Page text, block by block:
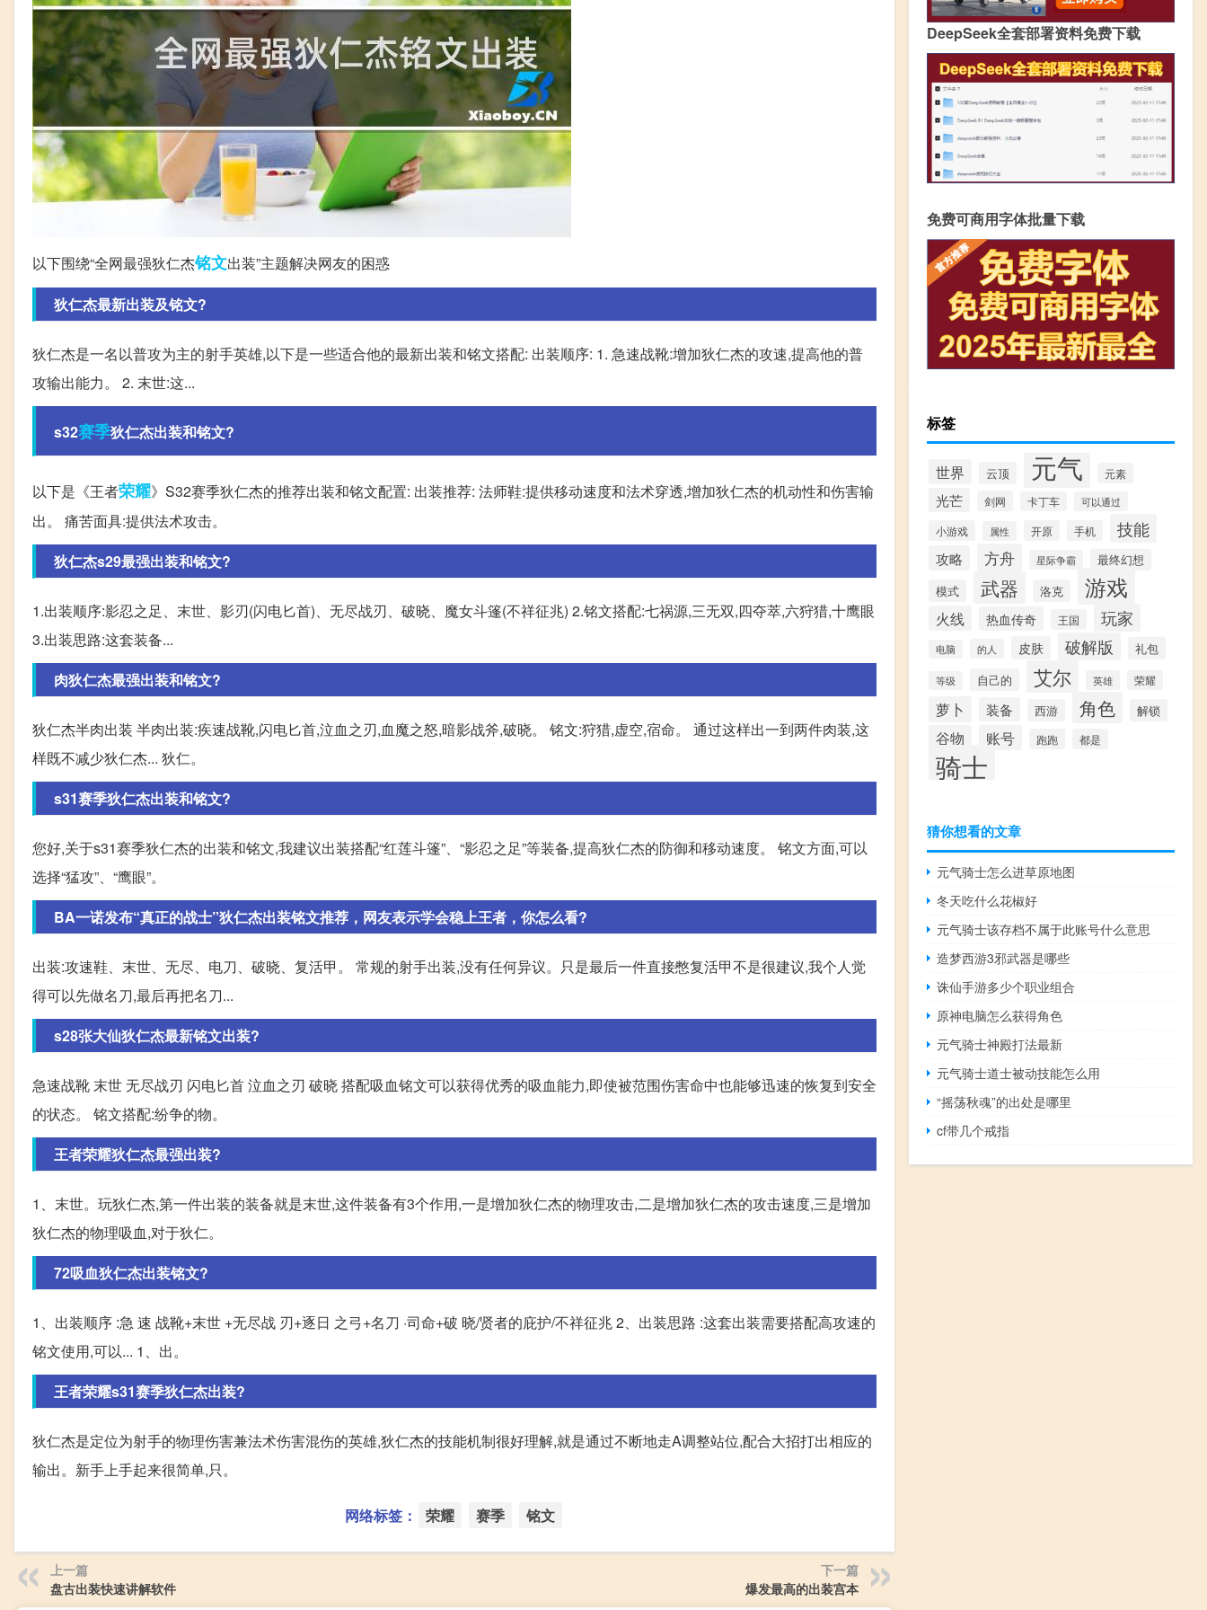
以下围绕“全网最强狄仁杰铭文出装”主题解决网友的困惑
狄仁杰最新出装及铭文?
狄仁杰是一名以普攻为主的射手英雄,以下是一些适合他的最新出装和铭文搭配: 出装顺序: 1. 急速战靴:增加狄仁杰的攻速,提高他的普
攻输出能力。 2. 末世:这...
s32赛季狄仁杰出装和铭文?
以下是《王者荣耀》S32赛季狄仁杰的推荐出装和铭文配置: 出装推荐: 法师鞋:提供移动速度和法术穿透,增加狄仁杰的机动性和伤害输
出。 痛苦面具:提供法术攻击。
狄仁杰s29最强出装和铭文?
1.出装顺序:影忍之足、末世、影刃(闪电匕首)、无尽战刃、破晓、魔女斗篷(不祥征兆) 2.铭文搭配:七祸源,三无双,四夺萃,六狩猎,十鹰眼
3.出装思路:这套装备...
肉狄仁杰最强出装和铭文?
狄仁杰半肉出装 半肉出装:疾速战靴,闪电匕首,泣血之刃,血魔之怒,暗影战斧,破晓。 铭文:狩猎,虚空,宿命。 通过这样出一到两件肉装,这
样既不减少狄仁杰... 狄仁。
s31赛季狄仁杰出装和铭文?
您好,关于s31赛季狄仁杰的出装和铭文,我建议出装搭配“红莲斗篷”、“影忍之足”等装备,提高狄仁杰的防御和移动速度。 铭文方面,可以
选择“猛攻”、“鹰眼”。
BA一诺发布“真正的战士”狄仁杰出装铭文推荐，网友表示学会稳上王者，你怎么看?
出装:攻速鞋、末世、无尽、电刀、破晓、复活甲。 常规的射手出装,没有任何异议。只是最后一件直接憋复活甲不是很建议,我个人觉
得可以先做名刀,最后再把名刀...
s28张大仙狄仁杰最新铭文出装?
急速战靴 末世 无尽战刃 闪电匕首 泣血之刃 破晓 搭配吸血铭文可以获得优秀的吸血能力,即使被范围伤害命中也能够迅速的恢复到安全
的状态。 铭文搭配:纷争的物。
王者荣耀狄仁杰最强出装?
1、末世。玩狄仁杰,第一件出装的装备就是末世,这件装备有3个作用,一是增加狄仁杰的物理攻击,二是增加狄仁杰的攻击速度,三是增加
狄仁杰的物理吸血,对于狄仁。
72吸血狄仁杰出装铭文?
1、出装顺序 :急 速 战靴+末世 +无尽战 刃+逐日 之弓+名刀 ·司命+破 晓/贤者的庇护/不祥征兆 2、出装思路 :这套出装需要搭配高攻速的
铭文使用,可以... 1、出。
王者荣耀s31赛季狄仁杰出装?
狄仁杰是定位为射手的物理伤害兼法术伤害混伤的英雄,狄仁杰的技能机制很好理解,就是通过不断地走A调整站位,配合大招打出相应的
输出。新手上手起来很简单,只。
网络标签： 荣耀 赛季 铭文
上一篇
盘古出装快速讲解软件
下一篇
爆发最高的出装宫本
DeepSeek全套部署资料免费下载
免费可商用字体批量下载
标签
世界 云顶 元气 元素
光芒 剑网 卡丁车 可以通过
小游戏 属性 开原 手机 技能
攻略 方舟 星际争霸 最终幻想
模式 武器 洛克 游戏
火线 热血传奇 王国 玩家
电脑 的人 皮肤 破解版 礼包
等级 自己的 艾尔 英雄 荣耀
萝卜 装备 西游 角色 解锁
谷物 账号 跑跑 都是
骑士
猜你想看的文章
元气骑士怎么进草原地图
冬天吃什么花椒好
元气骑士该存档不属于此账号什么意思
造梦西游3邪武器是哪些
诛仙手游多少个职业组合
原神电脑怎么获得角色
元气骑士神殿打法最新
元气骑士道士被动技能怎么用
“摇荡秋魂”的出处是哪里
cf带几个戒指